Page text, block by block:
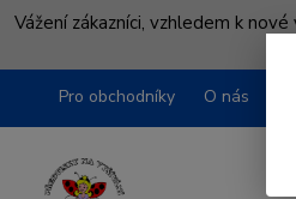
Vážení zákazníci, vzhledem k
Pro obchodníky O nás